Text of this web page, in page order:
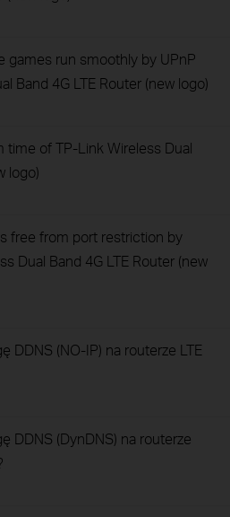
games run smoothly by UPnP
Band 4G LTE Router (new logo)
of TP-Link Wireless Dual
logo)
free from port restriction by
Dual Band 4G LTE Router (new
DDNS (NO-IP) na routerze LTE
DDNS (DynDNS) na routerze